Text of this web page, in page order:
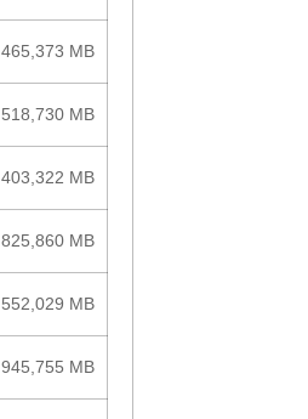
465,373 MB
518,730 MB
403,322 MB
825,860 MB
552,029 MB
945,755 MB